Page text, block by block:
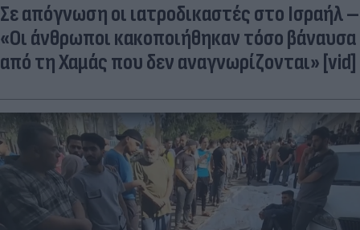
Σε απόγνωση οι ιατροδικαστές στο Ισραήλ –
«Οι άνθρωποι κακοποιήθηκαν τόσο βάναυσα
από τη Χαμάς που δεν αναγνωρίζονται» [vid]